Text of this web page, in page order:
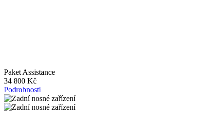
Paket Assistance
34 800 Kč
Podrobnosti